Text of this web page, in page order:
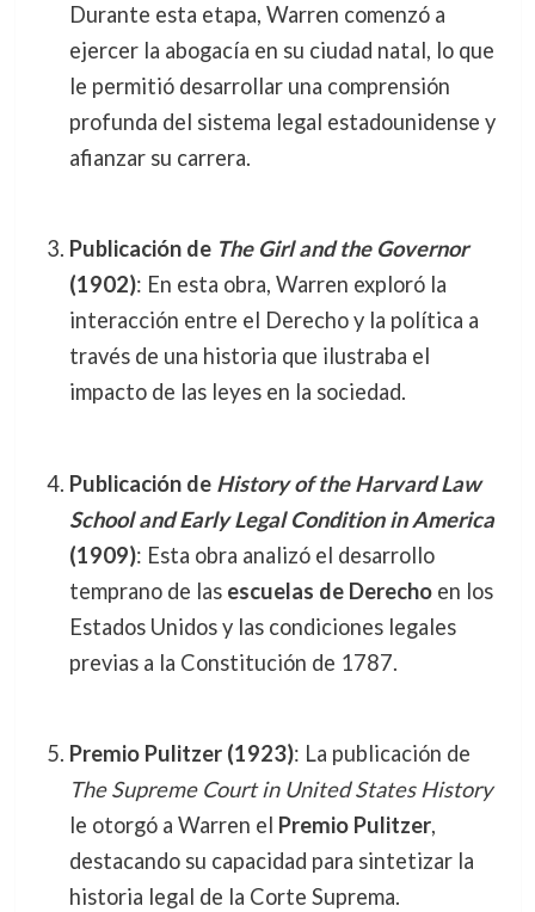
Durante esta etapa, Warren comenzó a
ejercer la abogacía en su ciudad natal, lo que
le permitió desarrollar una comprensión
profunda del sistema legal estadounidense y
afianzar su carrera.
Publicación de The Girl and the Governor
(1902): En esta obra, Warren exploró la
interacción entre el Derecho y la política a
través de una historia que ilustraba el
impacto de las leyes en la sociedad.
Publicación de History of the Harvard Law
School and Early Legal Condition in America
(1909): Esta obra analizó el desarrollo
temprano de las escuelas de Derechoen los
Estados Unidos y las condiciones legales
previas a la Constitución de 1787.
Premio Pulitzer (1923): La publicación de
The Supreme Court in United States History
le otorgó a Warren el Premio Pulitzer,
destacando su capacidad para sintetizar la
historia legal de la Corte Suprema.